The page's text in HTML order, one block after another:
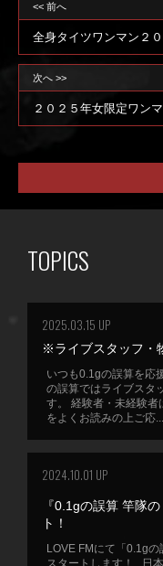
<< 前へ
全身タイツワンマン２
次へ >>
２０２５年女限定ワン
TOPICS
2025.03.15 UP
※ライブスタッフ・
いつも0.1gの誤算を応
の誤算ではライブスタ
す。 経験者・未経験者
をよくお読みの上ご応...
2024.10.01 UP
『0.1gの誤算 竿隊
ト！
LOVE FMにて「0.1g